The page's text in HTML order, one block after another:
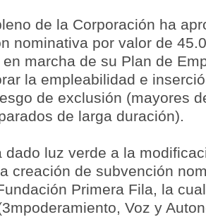
de la Corporación ha
nominativa por valor de
marcha de su Plan de
la empleabilidad e
de exclusión (mayores
de larga duración).
dado luz verde a la
creación de subvención
Primera Fila, la
Voz y